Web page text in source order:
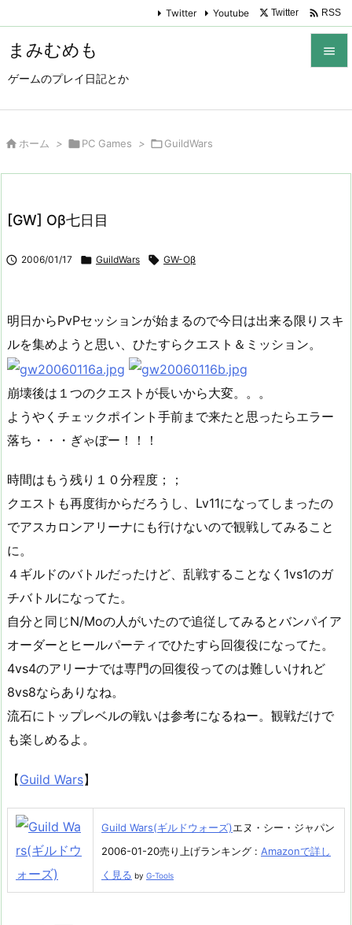
まみむめも
ゲームのプレイ日記とか

Twitter Youtube Twitter  RSS
 ホーム > PC Games > GuildWars
[GW] Oβ七日目
 2006/01/17  GuildWars  GW-Oβ
明日からPvPセッションが始まるので今日は出来る限りスキ
ルを集めようと思い、ひたすらクエスト＆ミッション。
崩壊後は１つのクエストが長いから大変。。。
ようやくチェックポイント手前まで来たと思ったらエラー
落ち・・・ぎゃぼー！！！
時間はもう残り１０分程度；；
クエストも再度街からだろうし、Lv11になってしまったの
でアスカロンアリーナにも行けないので観戦してみること
に。
４ギルドのバトルだったけど、乱戦することなく1vs1のガ
チバトルになってた。
自分と同じN/Moの人がいたので追従してみるとバンパイア
オーダーとヒールパーティでひたすら回復役になってた。
4vs4のアリーナでは専門の回復役ってのは難しいけれど
8vs8ならありなね。
流石にトップレベルの戦いは参考になるねー。観戦だけで
も楽しめるよ。
【Guild Wars】
Guild Wars(ギルドウォーズ)エヌ・シー・ジャパン
2006-01-20売り上げランキング : Amazonで詳し
く見る by G-Tools